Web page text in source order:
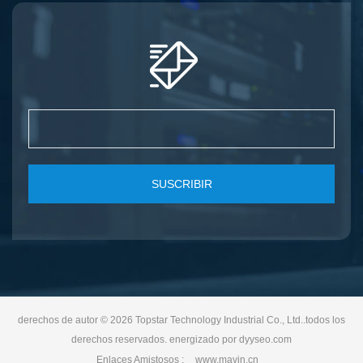
SUSCRIBIR
derechos de autor © 2026 Topstar Technology Industrial Co., Ltd..todos los
derechos reservados. energizado por dyyseo.com
Enlaces Amistosos :
www.mavin.cn